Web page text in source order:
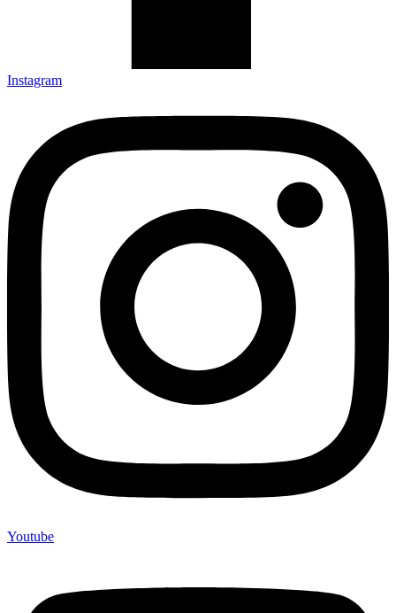
Instagram
Youtube